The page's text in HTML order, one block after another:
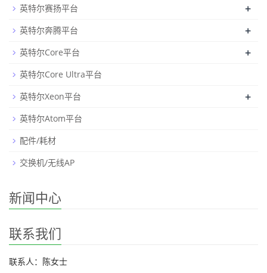
英特尔赛扬平台 +
英特尔奔腾平台 +
英特尔Core平台 +
英特尔Core Ultra平台
英特尔Xeon平台
+
英特尔Atom平台
配件/耗材
交换机/无线AP
新闻中心
联系我们
联系人：陈女士